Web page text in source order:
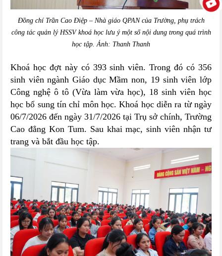
Đồng chí Trần Cao Điệp – Nhà giáo QPAN của Trường, phụ trách
công tác quản lý HSSV khoá học lưu ý một số nội dung trong quá trình
học tập. Ảnh: Thanh Thanh
Khoá học đợt này có 393 sinh viên. Trong đó có 356
sinh viên ngành Giáo dục Mầm non, 19 sinh viên lớp
Công nghệ ô tô (Vừa làm vừa học), 18 sinh viên học
học bổ sung tín chỉ môn học. Khoá học diễn ra từ ngày
06/7/2026 đến ngày 31/7/2026 tại Trụ sở chính, Trường
Cao đẳng Kon Tum. Sau khai mạc, sinh viên nhận tư
trang và bắt đầu học tập.